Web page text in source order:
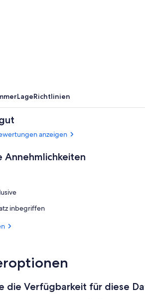
LageRichtlinien
anzeigen
Annehmlichkeiten
inbegriffen
die Verfügbarkeit für diese